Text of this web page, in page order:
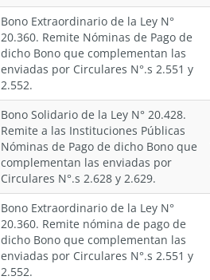
Bono Extraordinario de la Ley N°
20.360. Remite Nóminas de Pago de
dicho Bono que complementan las
enviadas por Circulares N°.s 2.551 y
2.552.
Bono Solidario de la Ley N° 20.428.
Remite a las Instituciones Públicas
Nóminas de Pago de dicho Bono que
complementan las enviadas por
Circulares N°.s 2.628 y 2.629.
Bono Extraordinario de la Ley N°
20.360. Remite nómina de pago de
dicho Bono que complementan las
enviadas por Circulares N°.s 2.551 y
2.552.